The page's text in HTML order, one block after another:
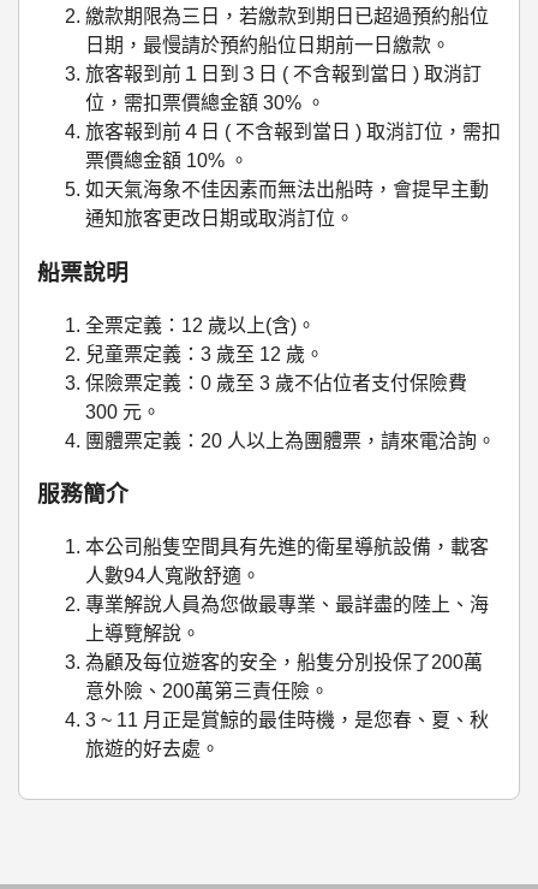
繳款期限為三日，若繳款到期日已超過預約船位
日期，最慢請於預約船位日期前一日繳款。
旅客報到前１日到３日 ( 不含報到當日 ) 取消訂
位，需扣票價總金額 30% 。
旅客報到前４日 ( 不含報到當日 ) 取消訂位，需扣
票價總金額 10% 。
如天氣海象不佳因素而無法出船時，會提早主動
通知旅客更改日期或取消訂位。
船票說明
全票定義：12 歲以上(含)。
兒童票定義：3 歲至 12 歲。
保險票定義：0 歲至 3 歲不佔位者支付保險費
300 元。
團體票定義：20 人以上為團體票，請來電洽詢。
服務簡介
本公司船隻空間具有先進的衛星導航設備，載客
人數94人寬敞舒適。
專業解說人員為您做最專業、最詳盡的陸上、海
上導覽解說。
為顧及每位遊客的安全，船隻分別投保了200萬
意外險、200萬第三責任險。
3 ~ 11 月正是賞鯨的最佳時機，是您春、夏、秋
旅遊的好去處。